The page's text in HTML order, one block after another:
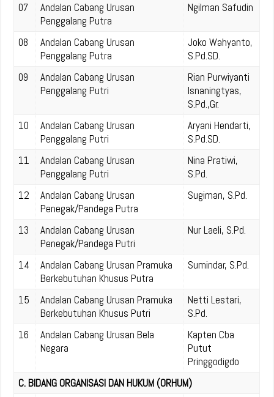
07
Andalan Cabang Urusan
Penggalang Putra
Ngilman Safudin
08
Andalan Cabang Urusan
Penggalang Putra
Joko Wahyanto,
S.Pd.SD.
09
Andalan Cabang Urusan
Penggalang Putri
Rian Purwiyanti
Isnaningtyas,
S.Pd.,Gr.
10
Andalan Cabang Urusan
Penggalang Putri
Aryani Hendarti,
S.Pd.SD.
11
Andalan Cabang Urusan
Penggalang Putri
Nina Pratiwi,
S.Pd.
12
Andalan Cabang Urusan
Penegak/Pandega Putra
Sugiman, S.Pd.
13
Andalan Cabang Urusan
Penegak/Pandega Putri
Nur Laeli, S.Pd.
14
Andalan Cabang Urusan Pramuka
Berkebutuhan Khusus Putra
Sumindar, S.Pd.
15
Andalan Cabang Urusan Pramuka
Berkebutuhan Khusus Putri
Netti Lestari,
S.Pd.
16
Andalan Cabang Urusan Bela
Negara
Kapten Cba
Putut
Pringgodigdo
C. BIDANG ORGANISASI DAN HUKUM (ORHUM)